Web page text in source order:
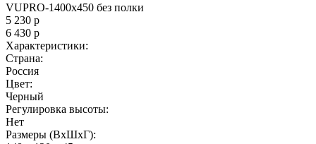
VUPRO-1400х450 без полки
5 230 р
6 430 р
Характеристики:
Страна:
Россия
Цвет:
Черный
Регулировка высоты:
Нет
Размеры (ВxШxГ):